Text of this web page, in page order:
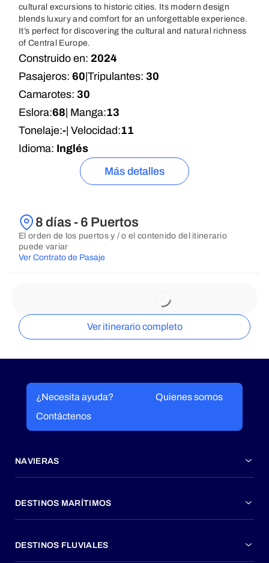
cultural excursions to historic cities. Its modern design
blends luxury and comfort for an unforgettable experience.
It’s perfect for discovering the cultural and natural richness
of Central Europe.
Construido en: 2024
Pasajeros: 60 Tripulantes: 30
Camarotes: 30
Eslora:68 | Manga:13
Tonelaje:- | Velocidad:11
Idioma: Inglés
Más detalles
8 días - 6 Puertos
El orden de los puertos y / o el contenido del itinerario
puede variar
Ver Contrato de Pasaje
Ver itinerario completo
¿Necesita ayuda?
Quienes somos
Contáctenos
NAVIERAS
DESTINOS MARÍTIMOS
DESTINOS FLUVIALES